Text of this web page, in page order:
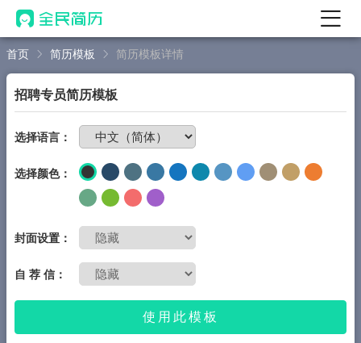
首页
AI 简历工具
AI 优化简历
AI 翻译简历
AI 诊断简历
AI 模拟面试
面试自我介绍
首页 简历模板 简历模板详情
招聘专员简历模板
选择语言：
选择颜色：
封面设置：
自 荐 信：
使用此模板